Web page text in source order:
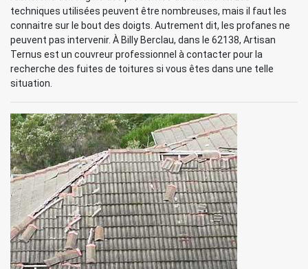
techniques utilisées peuvent être nombreuses, mais il faut les
connaitre sur le bout des doigts. Autrement dit, les profanes ne
peuvent pas intervenir. À Billy Berclau, dans le 62138, Artisan
Ternus est un couvreur professionnel à contacter pour la
recherche des fuites de toitures si vous êtes dans une telle
situation.